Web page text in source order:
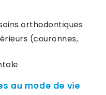
orthodontiques
(couronnes,
au mode de vie